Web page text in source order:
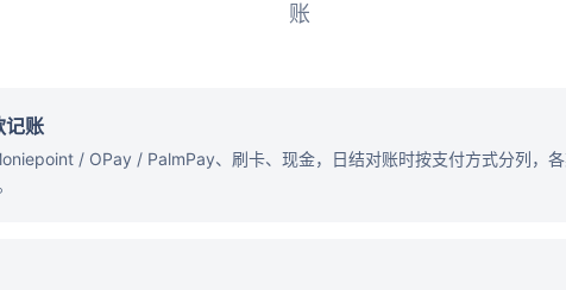
账
账
/ OPay / PalmPay、刷卡、现金，日结对账时按支付方式分列，